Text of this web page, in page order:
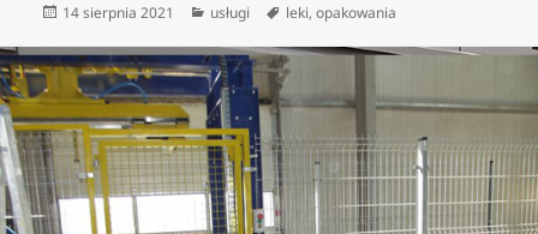
Data
14 sierpnia 2021 Kategorie
usługi Tagi
leki,opakowania